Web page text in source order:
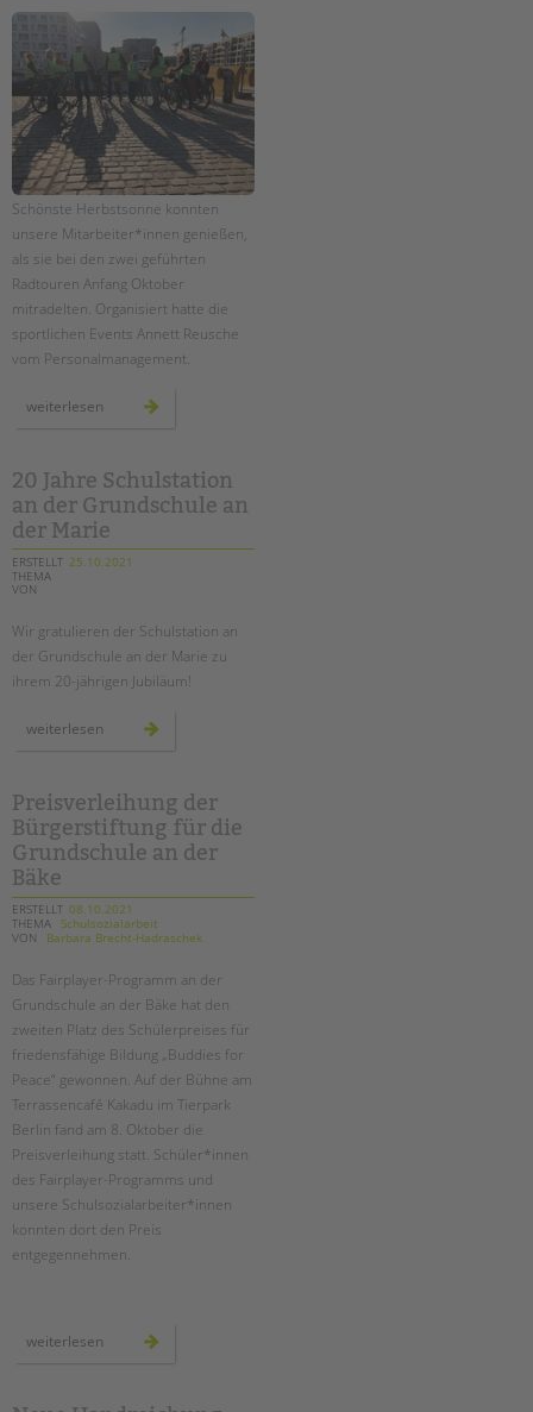
Schönste Herbstsonne konnten
unsere Mitarbeiter*innen genießen,
als sie bei den zwei geführten
Radtouren Anfang Oktober
mitradelten. Organisiert hatte die
sportlichen Events Annett Reusche
vom Personalmanagement.
weiterlesen
spuren
der
ehemals
geteilten
stadt
20 Jahre Schulstation
an der Grundschule an
der Marie
ERSTELLT 25.10.2021
THEMA
VON
Wir gratulieren der Schulstation an
der Grundschule an der Marie zu
ihrem 20-jährigen Jubiläum!
weiterlesen
grundschule
an
der
marie
Preisverleihung der
Bürgerstiftung für die
Grundschule an der
Bäke
ERSTELLT 08.10.2021
THEMA Schulsozialarbeit
VON
Barbara Brecht-Hadraschek
Das Fairplayer-Programm an der
Grundschule an der Bäke hat den
zweiten Platz des Schülerpreises für
friedensfähige Bildung „Buddies for
Peace“ gewonnen. Auf der Bühne am
Terrassencafé Kakadu im Tierpark
Berlin fand am 8. Oktober die
Preisverleihung statt. Schüler*innen
des Fairplayer-Programms und
unsere Schulsozialarbeiter*innen
konnten dort den Preis
entgegennehmen.
weiterlesen preisverleihung